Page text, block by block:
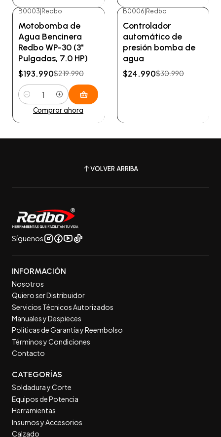
B0003 Redbo
Motobomba de
Agua Bencinera
Redbo WP-30 (3"
Pulgadas, 7.0 HP)
$193.990$219.990
Cantidad
Comprar ahora
Agotado
B0006 Redbo
Controlador
automático de
presión bomba de
agua
$24.990$30.990
VOLVER ARRIBA
Síguenos
INFORMACIÓN
Nosotros
Quiero ser Distribuidor
Servicios Técnicos Autorizados
Manuales y Despieces
Políticas de Garantía y Reembolso
Términos y Condiciones
Contacto
CATEGORÍAS
Soldadura y Corte
Equipos de Potencia
Herramientas
Insumos y Accesorios
Calzado